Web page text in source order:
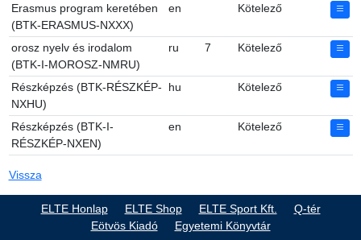
Erasmus program keretében
(BTK-ERASMUS-NXXX)
en Kötelező
orosz nyelv és irodalom
(BTK-I-MOROSZ-NMRU)
ru 7 Kötelező
Részképzés (BTK-RÉSZKÉP-
NXHU)
hu Kötelező
Részképzés (BTK-I-
RÉSZKÉP-NXEN)
en Kötelező
Vissza
ELTE Honlap ELTE Shop ELTE Sport Kft.
Q-tér
Eötvös Kiadó
Egyetemi Könyvtár